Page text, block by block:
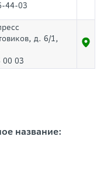
44-03
д. 6/1,
00 03
название: